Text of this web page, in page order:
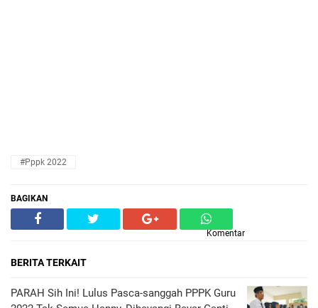
#pppk 2022
BAGIKAN
Komentar
BERITA TERKAIT
PARAH Sih Ini! Lulus Pasca-sanggah PPPK Guru